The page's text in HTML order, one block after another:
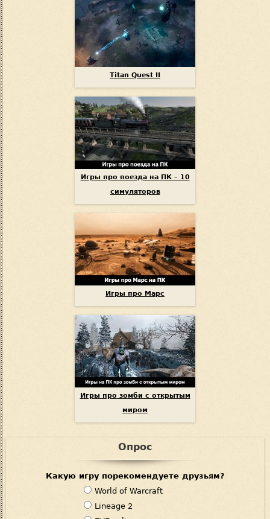
Titan Quest II
Игры про поезда на ПК – 10
симуляторов
Игры про Марс
Игры про зомби с открытым
миром
Опрос
Какую игру порекомендуете друзьям?
В
а
World of Warcraft
Lineage 2